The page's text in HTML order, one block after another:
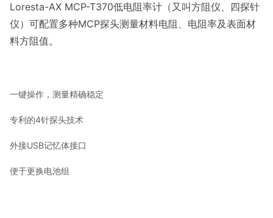
Loresta-AX MCP-T370低电阻率计（又叫方阻仪、四探针
仪）可配置多种MCP探头测量材料电阻、电阻率及表面材
料方阻值。
一键操作，测量精确稳定
专利的4针探头技术
外接USB记忆体接口
便于更换电池组